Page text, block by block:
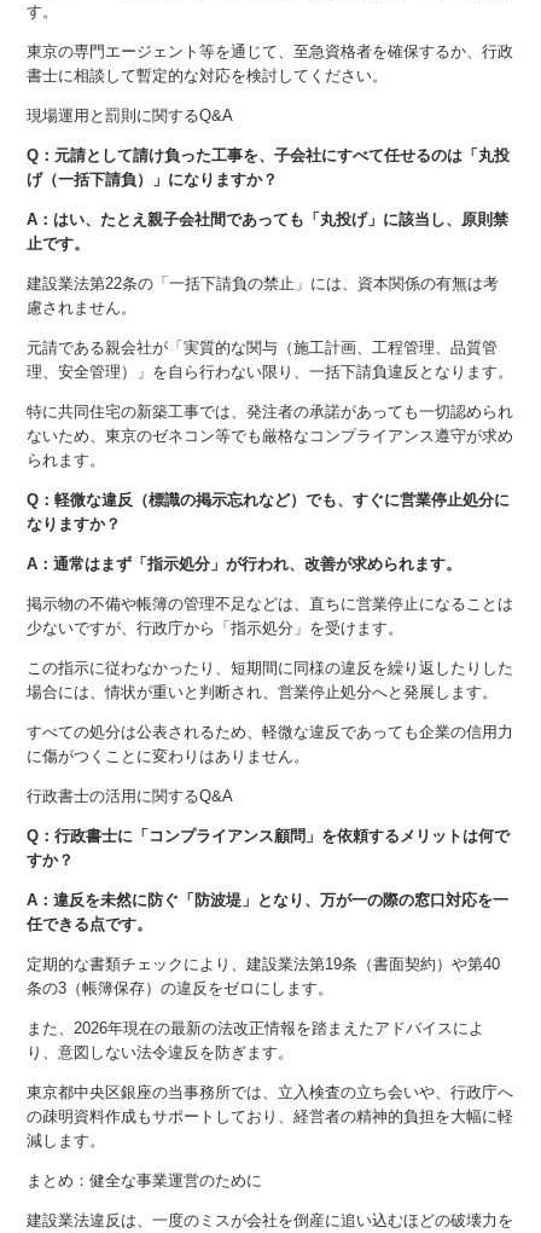
す。
東京の専門エージェント等を通じて、至急資格者を確保するか、行政
書士に相談して暫定的な対応を検討してください。
現場運用と罰則に関するQ&A
Q：元請として請け負った工事を、子会社にすべて任せるのは「丸投
げ（一括下請負）」になりますか？
A：はい、たとえ親子会社間であっても「丸投げ」に該当し、原則禁
止です。
建設業法第22条の「一括下請負の禁止」には、資本関係の有無は考
慮されません。
元請である親会社が「実質的な関与（施工計画、工程管理、品質管
理、安全管理）」を自ら行わない限り、一括下請負違反となります。
特に共同住宅の新築工事では、発注者の承諾があっても一切認められ
ないため、東京のゼネコン等でも厳格なコンプライアンス遵守が求め
られます。
Q：軽微な違反（標識の掲示忘れなど）でも、すぐに営業停止処分に
なりますか？
A：通常はまず「指示処分」が行われ、改善が求められます。
掲示物の不備や帳簿の管理不足などは、直ちに営業停止になることは
少ないですが、行政庁から「指示処分」を受けます。
この指示に従わなかったり、短期間に同様の違反を繰り返したりした
場合には、情状が重いと判断され、営業停止処分へと発展します。
すべての処分は公表されるため、軽微な違反であっても企業の信用力
に傷がつくことに変わりはありません。
行政書士の活用に関するQ&A
Q：行政書士に「コンプライアンス顧問」を依頼するメリットは何で
すか？
A：違反を未然に防ぐ「防波堤」となり、万が一の際の窓口対応を一
任できる点です。
定期的な書類チェックにより、建設業法第19条（書面契約）や第40
条の3（帳簿保存）の違反をゼロにします。
また、2026年現在の最新の法改正情報を踏まえたアドバイスによ
り、意図しない法令違反を防ぎます。
東京都中央区銀座の当事務所では、立入検査の立ち会いや、行政庁へ
の疎明資料作成もサポートしており、経営者の精神的負担を大幅に軽
減します。
まとめ：健全な事業運営のために
建設業法違反は、一度のミスが会社を倒産に追い込むほどの破壊力を